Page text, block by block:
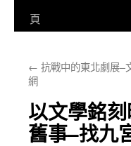
頁
← 抗戰中的東北劇展–
網
以文學銘
舊事–找九